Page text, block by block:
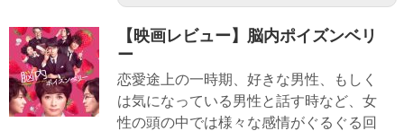
【映画レビュー】脳内ポイズンベリ
ー
恋愛途上の一時期、好きな男性、もしく
は気になっている男性と話す時など、女
性の頭の中では様々な感情がぐるぐる回